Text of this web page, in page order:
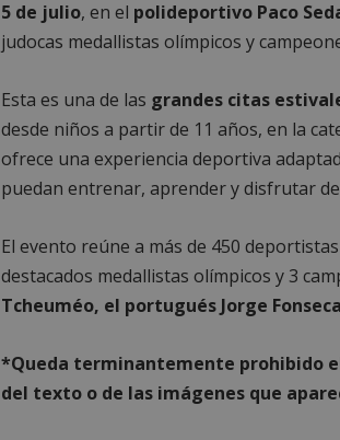
5 de julio, en el polideportivo Paco
judocas medallistas olímpicos y
Esta es una de las grandes citas
desde niños a partir de 11 años, en la
ofrece una experiencia deportiva
puedan entrenar, aprender y disfrutar
El evento reúne a más de 450
destacados medallistas olímpicos y 3
Tcheuméo, el portugués Jorge
*Queda terminantemente prohibido
del texto o de las imágenes que
__cf_bm
__cf_bm
msToken